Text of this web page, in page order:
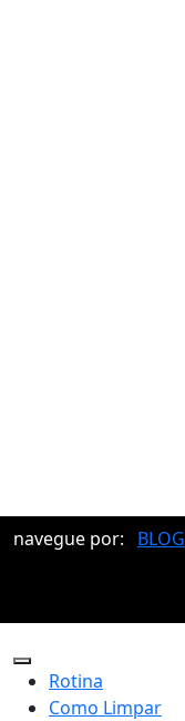
navegue por: BLOG
Rotina
Como Limpar